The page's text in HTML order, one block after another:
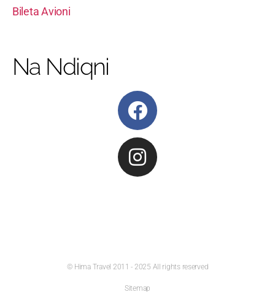
Bileta Avioni
Na Ndiqni
© Hima Travel 2011 - 2025 All rights reserved
Sitemap